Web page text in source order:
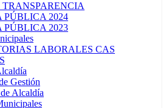
TRANSPARENCIA
2024
2023
LABORALES CAS
Gestión
Alcaldía